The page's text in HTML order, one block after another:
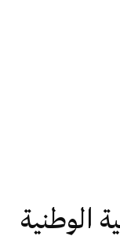
الوطنية